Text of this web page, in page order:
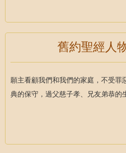
舊約聖經人
願主看顧我們和我們的家庭，不受罪
典的保守，過父慈子孝、兄友弟恭的